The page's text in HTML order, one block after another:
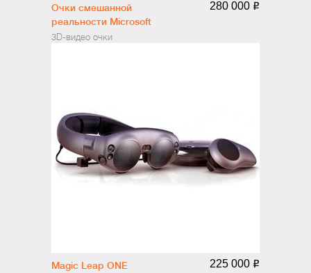
Очки смешанной
реальности Microsoft
Hololens 2
3D-видео очки
280 000 o
Magic Leap ONE 225 000 o